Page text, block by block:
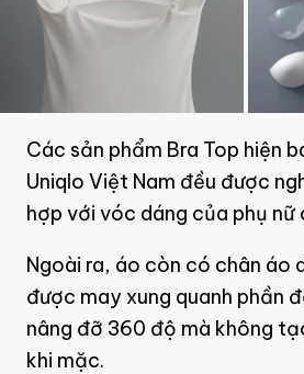
Các sản phẩm Bra Top hiện
Uniqlo Việt Nam đều được
hợp với vóc dáng của phụ nữ
Ngoài ra, áo còn có chân áo
được may xung quanh phần
nâng đỡ 360 độ mà không
khi mặc.